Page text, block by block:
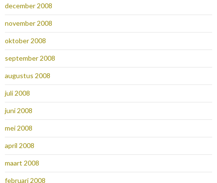
december 2008
november 2008
oktober 2008
september 2008
augustus 2008
juli 2008
juni 2008
mei 2008
april 2008
maart 2008
februari 2008